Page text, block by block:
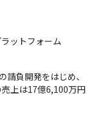
ットフォーム
負開発をはじめ、
上は17億6,100万円